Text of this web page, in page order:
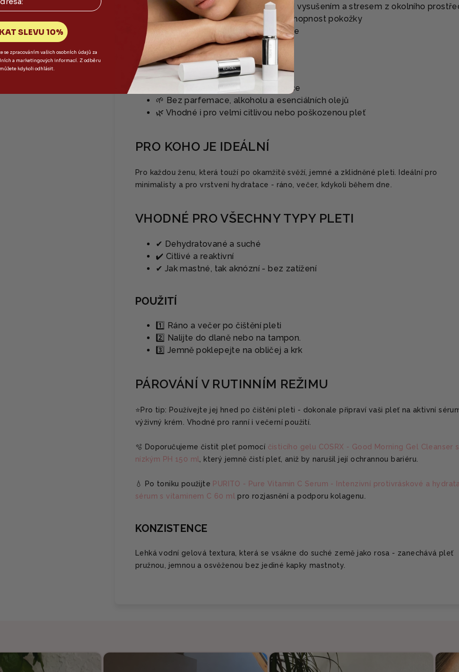
✨ Trehalóza - chrání pokožku před vysušením a stresem z okolního
✨ Beta-glukan - posiluje obranyschopnost pokožky
✨ Panthenol - obnovuje a zjemňuje
FUNKCE
💧 Jemná gelovo-vodní konzistence
🌱 Bez parfemace, alkoholu a esenciálních olejů
🌿 Vhodné i pro velmi citlivou nebo poškozenou pleť
PRO KOHO JE IDEÁLNÍ
Pro každou ženu, která touží po okamžitě svěží, jemné a zklidněné pleti. Ideální pro
minimalisty a pro vrstvení hydratace - ráno, večer, kdykoli během dne.
VHODNÉ PRO VŠECHNY TYPY PLETI
✔ Dehydratované a suché
✔️ Citlivé a reaktivní
✔ Jak mastné, tak aknózní - bez zatížení
POUŽITÍ
1️⃣ Ráno a večer po čištění pleti
2️⃣ Nalijte do dlaně nebo na tampon.
3️⃣ Jemně poklepejte na obličej a krk
PÁROVÁNÍ V RUTINNÍM REŽIMU
⭐️Pro tip: Používejte jej hned po čištění pleti - dokonale připraví vaši pleť na aktivní
výživný krém. Vhodné pro ranní i večerní použití.
🫧 Doporučujeme čistit pleť pomocí čisticího gelu COSRX - Good Morning Gel Cleanser s
nízkým PH 150 ml
, který jemně čistí pleť, aniž by narušil její ochrannou bariéru.
💧 Po toniku použijte PURITO - Pure Vitamin C Serum - Intenzivní protivráskové a
sérum s vitaminem C 60 ml
pro rozjasnění a podporu kolagenu.
KONZISTENCE
Lehká vodní gelová textura, která se vsákne do suché země jako rosa - zanechává pleť
pružnou, jemnou a osvěženou bez jediné kapky mastnoty.
SLEVU 10%
se zpracováním vašich osobních údajů za
a marketingových informací. Z odběru
kdykoli odhlásit.